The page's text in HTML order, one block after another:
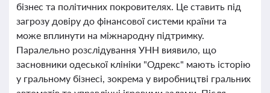
бізнес та політичних покровителях. Це ставить під
загрозу довіру до фінансової системи країни та
може вплинути на міжнародну підтримку.
Паралельно розслідування УНН виявило, що
засновники одеської клініки "Одрекс" мають історію
у гральному бізнесі, зокрема у виробництві гральних